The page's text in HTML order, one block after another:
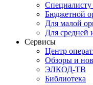
Бюджетной
Для малой
Для средней
Сервисы
Центр
Обзоры и
ЭЛКОД-ТВ
Библиотека